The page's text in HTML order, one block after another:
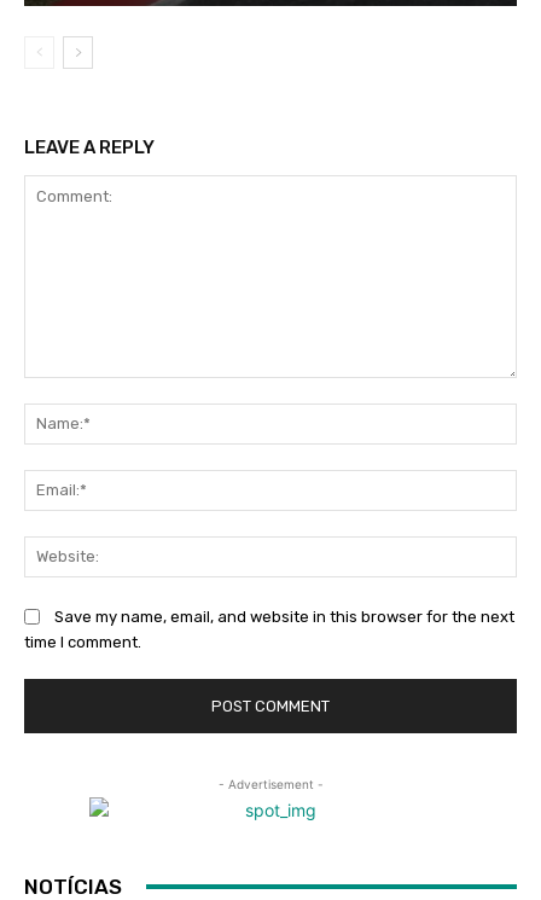
LEAVE A REPLY
Save my name, email, and website in this browser for the next
time I comment.
- Advertisement -
NOTÍCIAS